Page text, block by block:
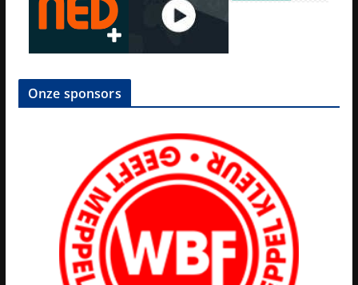
Onze sponsors